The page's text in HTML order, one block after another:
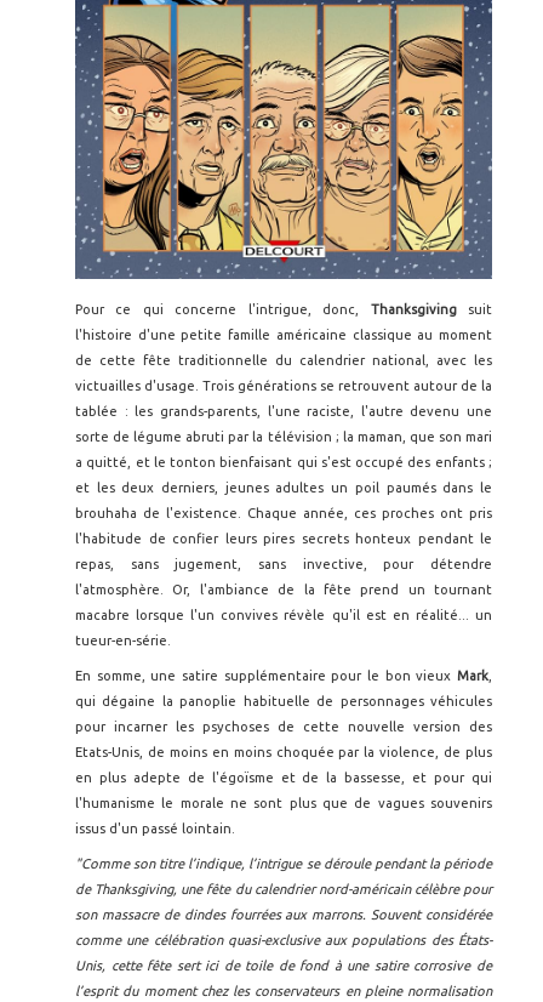
Pour ce qui concerne l'intrigue, donc, Thanksgivingsuit
l'histoire d'une petite famille américaine classique au moment
de cette fête traditionnelle du calendrier national, avec les
victuailles d'usage. Trois générations se retrouvent autour de la
tablée : les grands-parents, l'une raciste, l'autre devenu une
sorte de légume abruti par la télévision ; la maman, que son mari
a quitté, et le tonton bienfaisant qui s'est occupé des enfants ;
et les deux derniers, jeunes adultes un poil paumés dans le
brouhaha de l'existence. Chaque année, ces proches ont pris
l'habitude de confier leurs pires secrets honteux pendant le
repas, sans jugement, sans invective, pour détendre
l'atmosphère. Or, l'ambiance de la fête prend un tournant
macabre lorsque l'un convives révèle qu'il est en réalité... un
tueur-en-série.
En somme, une satire supplémentaire pour le bon vieux Mark
qui dégaine la panoplie habituelle de personnages véhicules
pour incarner les psychoses de cette nouvelle version des
Etats-Unis, de moins en moins choquée par la violence, de plus
en plus adepte de l'égoïsme et de la bassesse, et pour qui
l'humanisme le morale ne sont plus que de vagues souvenirs
issus d'un passé lointain.
"Comme son titre l’indique, l’intrigue se déroule pendant la période
de Thanksgiving, une fête du calendrier nord-américain célèbre pour
son massacre de dindes fourrées aux marrons. Souvent considérée
comme une célébration quasi-exclusive aux populations des États-
Unis, cette fête sert ici de toile de fond à une satire corrosive de
l’esprit du moment chez les conservateurs en pleine normalisation